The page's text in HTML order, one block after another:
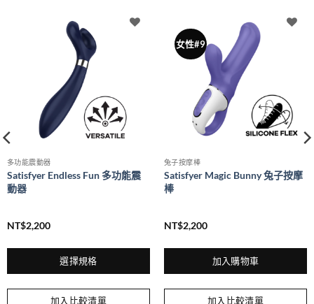
多功能震動器
Satisfyer Endless Fun 多功能震
動器
NT$2,200
選擇規格
加入比較清單
女性#9
兔子按摩棒
Satisfyer Magic Bunny 兔子按摩
棒
NT$2,200
加入購物車
加入比較清單